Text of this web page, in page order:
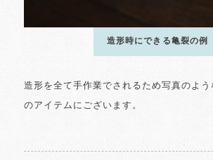
造形時にできる亀裂の例
造形を全て手作業でされるため写真のよ
のアイテムにございます。